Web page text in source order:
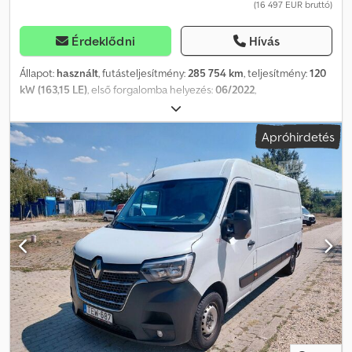
magasságban állítható, nappali menetfény (LED), rögzítőfülek a
raktér padlójában, hővédő üvegezés, megengedett össztömeg
3,50 tonna.
(16 497 EUR bruttó)
Érdeklődni Hívás
Állapot: használt, futásteljesítmény: 285 754 km, teljesítmény:120
kW (163,15 LE) , első forgalomba helyezés:06/2022
, össztömeg:
hajtástípus:mechanikai, kibocsátási osztály:Euro 6, ülések száma:
3, raktér hossza: 2 100 mm,
raktérmagasság:
2 168 mm , Gyártási év: , Felszereltség:
elektronikus stabilitásprogram (ESP), központi zár,
légkondicionálás
, Kérjük, hívjon minket a WhatsUp/Viber
alkalmazáson keresztül is! E-mail: A jármű a saját flottánk része,
teljeskörűen nyomon követhető szerviztörténettel rendelkezik.
Főbb felszerelések: Bluetooth, multimédiás rendszer,
multifunkciós kormánykerék, elektromos tükrök és ablakok, ABS,
ASR, központi zár, stb. Különleges felszerelések: Cedpfx Anozr S
Rcekerf Kihúzható külső tükrök, belső dizájn: króm színű
szellőzőnyílások, teljes kerékburkolatok, menetkész pótkerék,
vezetőfülkében található ülések: dupla utasülés multifunkciós
tárolóval. További felszerelések: Tárpolc, vezetőoldali légzsák,
Apróhirdetés